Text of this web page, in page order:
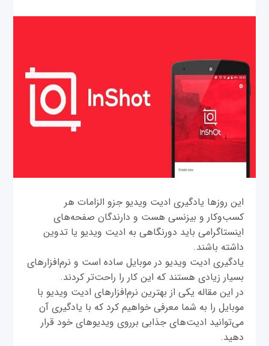
این روزها یادگیری ادیت ویدیو جزو الزامات هر
کسب‌وکار و بیزنسی هست و دارندگان صفحه‌های
اینستاگرامی باید دورنگاهی به ادیت ویدیو یا تدوین
داشته باشند.
یادگیری ادیت ویدیو در موبایل ساده است و نرم‌افزارهای
بسیار زیادی هستند که این کار را راحت‌تر کردند.
در این مقاله یکی از بهترین نرم‌افزارهای ادیت ویدیو با
موبایل را به شما معرفی خواهیم کرد که با یادگیری آن
می‌توانید ادیت‌های جذابی برروی ویدیوهای خود قرار
دهید.